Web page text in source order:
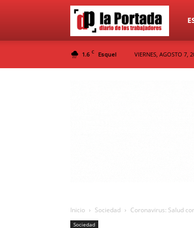
La
1.6 C Esquel VIERNES, AGOSTO 7,
Inicio Sociedad Coronavirus: Salud
Sociedad